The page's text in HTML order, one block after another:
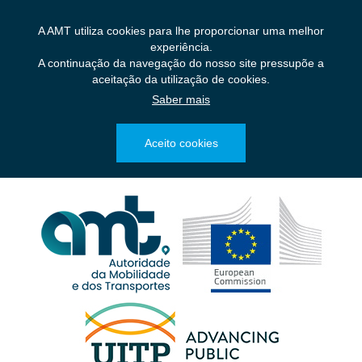
A AMT utiliza cookies para lhe proporcionar uma melhor
experiência.
A continuação da navegação do nosso site pressupõe a
aceitação da utilização de cookies.
Saber mais
Aceito cookies